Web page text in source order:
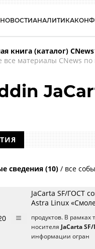
НОВОСТИАНАЛИТИКА
книга (каталог) CNews
все материалы CNews
сведения (10) / все
JaCarta SF/ГОСТ
Astra Linux
продуктов. В
носителя JaCarta
информации огран